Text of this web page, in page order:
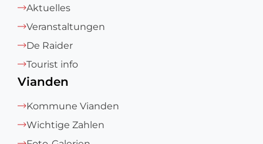
Aktuelles
Veranstaltungen
De Raider
Tourist info
Vianden
Kommune Vianden
Wichtige Zahlen